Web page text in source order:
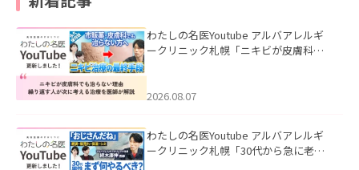
わたしの名医Youtube アルバアレルギ
ークリニック札幌「ニキビが皮膚科で
ました。
2026.08.07
わたしの名医Youtube アルバアレルギ
ークリニック札幌「30代から急に老け